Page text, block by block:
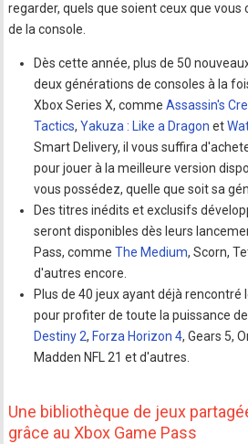
regarder, quels que soient ceux que vous
de la console.
Dès cette année, plus de 50
deux générations de consoles à la
Xbox Series X, commeAssassin's
Tactics,Yakuza : Like a Dragon et
Smart Delivery, il vous suffira
pour jouer à la meilleure version
vous possédez, quelle que soit sa
Des titres inédits et exclusifs
seront disponibles dès leurs
Pass, commeThe Medium, Scorn,
d'autres encore.
Plus de 40 jeux ayant déjà
pour profiter de toute la puissance
Destiny 2, Forza Horizon 4, Gears 5,
Madden NFL 21 et d'autres.
Une bibliothèque de jeux
grâce au Xbox Game Pass